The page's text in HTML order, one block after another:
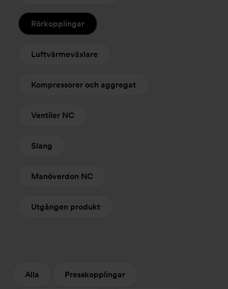
Rörkopplingar
Luftvärmeväxlare
Kompressorer och aggregat
Ventiler NC
Slang
Manöverdon NC
Utgången produkt
Alla Presskopplingar